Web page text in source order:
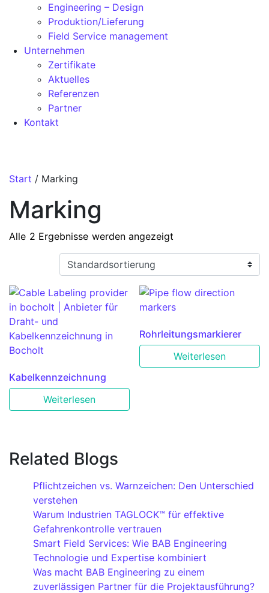
Engineering – Design
Produktion/Lieferung
Field Service management
Unternehmen
Zertifikate
Aktuelles
Referenzen
Partner
Kontakt
Start / Marking
Marking
Alle 2 Ergebnisse werden angezeigt
Kabelkennzeichnung
Weiterlesen
Rohrleitungsmarkierer
Weiterlesen
Related Blogs
Pflichtzeichen vs. Warnzeichen: Den Unterschied
verstehen
Warum Industrien TAGLOCK™ für effektive
Gefahrenkontrolle vertrauen
Smart Field Services: Wie BAB Engineering
Technologie und Expertise kombiniert
Was macht BAB Engineering zu einem
zuverlässigen Partner für die Projektausführung?